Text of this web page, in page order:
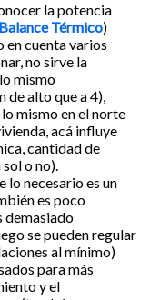
la potencia
Balance Térmico)
en cuenta varios
no sirve la
mismo
de alto que a 4),
mismo en el norte
acá influye
cantidad de
o no).
lo necesario es un
es poco
demasiado
se pueden regular
al mínimo)
para más
y el